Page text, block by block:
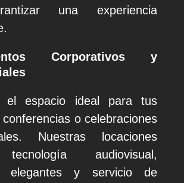
una experiencia
Corporativos y
el espacio ideal para tus
o celebraciones
Nuestras locaciones
audiovisual,
elegantes y servicio de